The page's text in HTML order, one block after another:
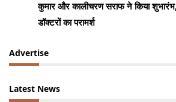
कुमार और कालीचरण सराफ ने किया शुभारंभ,
डॉक्टरों का परामर्श
Advertise
Latest News